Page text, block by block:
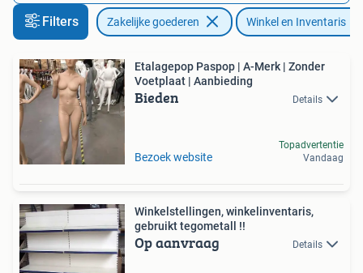
Filters Zakelijke goederen Winkel en Inventaris
Etalagepop Paspop | A-Merk | Zonder
Voetplaat | Aanbieding
Bieden Details
Bezoek website
Topadvertentie
Vandaag
Winkelstellingen, winkelinventaris,
gebruikt tegometall !!
Op aanvraag Details